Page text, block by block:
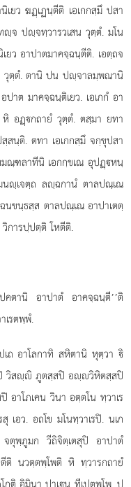
ยว ฆฏฺเฏนฺตีติ เอเกกสฺมึ ปสา
ฺจ ปฺจทฺวารวเสน วุตฺตํ. มโน
ว อาปาตมาคจฺฉนฺตีติ. เอตฺถจ
วุตฺตํ. ตานิ ปน ปฺจาลมฺพณานิ
าต มาคจฺฉนฺติเยว. เอเกกํ อา
อฏฺกถายํ วุตฺตํ. ตสฺมา ยทา
นฺติ. ตทา เอเกกสฺมึ จกฺขุปสา
ณฺฑลาทีนิ เอกกฺขเณ อุปฏฺหนฺ
นฺเจตฺถ ลฺฉกานํ ตาลปณฺเณ
ขนฺธสฺส ตาลปณฺเณ อาปาเตตฺ
การปฺปตฺติ โหตีติ.
คตานิ อาปาตํ อาคจฺฉนฺตี’’ติ
รตพฺพํ.
ถ อาโลกาทิ สหิตานิ หุตฺวา ิ
วิสฺิ ภูตสฺสปิ อฺวิหิตสฺสปิ
าโภเคน วินา อตฺตโน ทฺวาเร
เอว. อถโข มโนทฺวาเรปิ. นเก
จตุพฺภูมก วีถิจิตฺเตสุปิ อาปาตํ
ติ นวตฺตพฺโพติ หิ ทฺวารกถายํ